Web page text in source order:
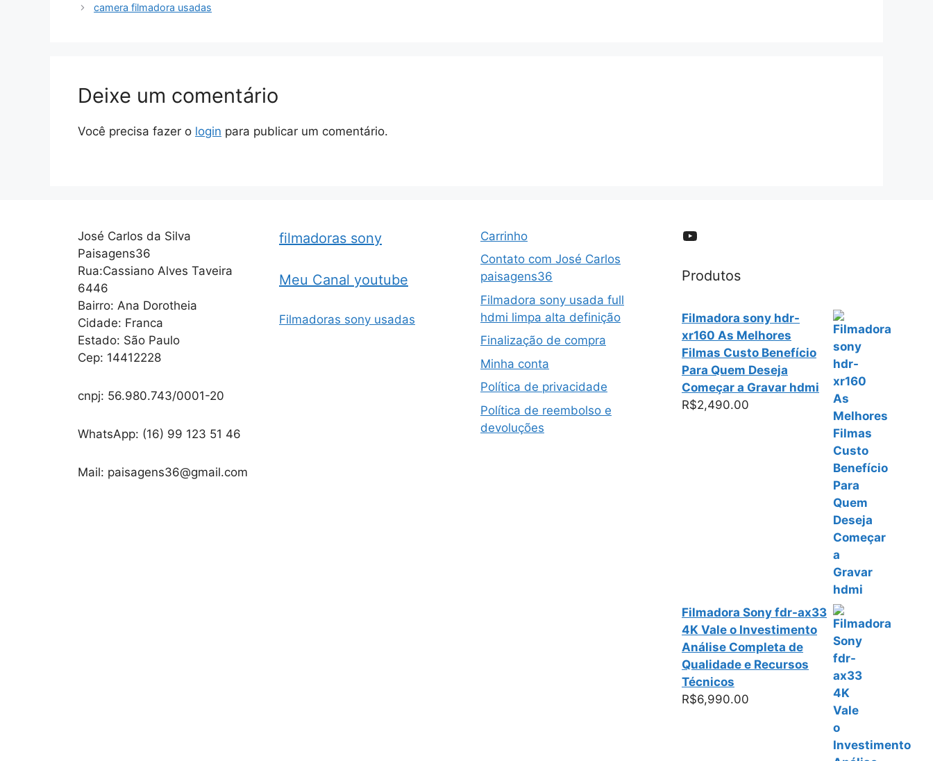
camera filmadora usadas
Deixe um comentário
Você precisa fazer o login para publicar um comentário.
José Carlos da Silva
Paisagens36
Rua:Cassiano Alves Taveira
6446
Bairro: Ana Dorotheia
Cidade: Franca
Estado: São Paulo
Cep: 14412228
cnpj: 56.980.743/0001-20
WhatsApp: (16) 99 123 51 46
Mail: paisagens36@gmail.com
filmadoras sony
Meu Canal youtube
Filmadoras sony usadas
Carrinho
Contato com José Carlos
paisagens36
Filmadora sony usada full
hdmi limpa alta definição
Finalização de compra
Minha conta
Política de privacidade
Política de reembolso e
devoluções
YouTube
Produtos
Filmadora sony hdr-
xr160 As Melhores
Filmas Custo Benefício
Para Quem Deseja
Começar a Gravar hdmi
R$2,490.00
Filmadora Sony fdr-ax33
4K Vale o Investimento
Análise Completa de
Qualidade e Recursos
Técnicos
R$6,990.00